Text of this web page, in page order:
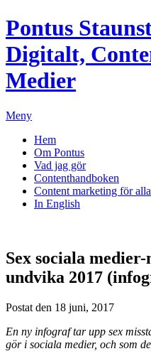
Pontus
Digitalt,
Medier
Meny
Hem
Om Pontus
Vad jag gör
Contenthandboken
Content marketing för alla
In English
Sex sociala
undvika 2017
Postat den 18 juni, 2017
En ny infograf tar upp sex
gör i sociala medier, och som